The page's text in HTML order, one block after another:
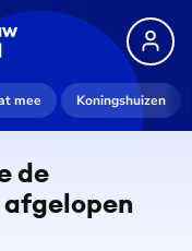
mee Koningshuizen
de